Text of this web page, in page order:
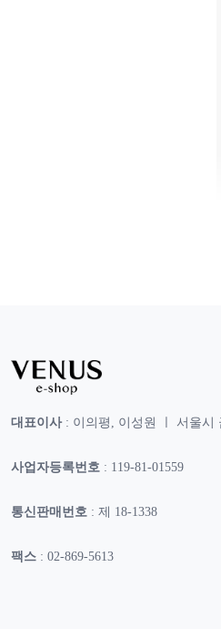
대표이사: 이의평, 이성원 ㅣ 서울시
사업자등록번호 : 119-81-01559
통신판매번호 : 제 18-1338
팩스 : 02-869-5613